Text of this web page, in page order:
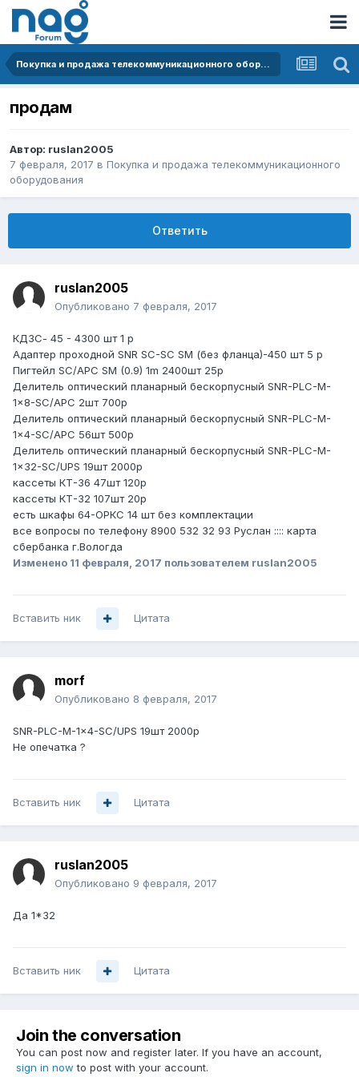
Покупка и продажа телекоммуникационного оборудования
продам
Автор: ruslan2005
7 февраля, 2017 в Покупка и продажа телекоммуникационного
оборудования
Ответить
ruslan2005
Опубликовано 7 февраля, 2017
КДЗС- 45 - 4300 шт 1 р
Адаптер проходной SNR SC-SC SM (без фланца)-450 шт 5 р
Пигтейл SC/APC SM (0.9) 1m 2400шт 25р
Делитель оптический планарный бескорпусный SNR-PLC-M-
1x8-SC/APC 2шт 700р
Делитель оптический планарный бескорпусный SNR-PLC-M-
1x4-SC/APC 56шт 500р
Делитель оптический планарный бескорпусный SNR-PLC-M-
1x32-SC/UPS 19шт 2000р
кассеты КТ-36 47шт 120р
кассеты КТ-32 107шт 20р
есть шкафы 64-ОРКС 14 шт без комплектации
все вопросы по телефону 8900 532 32 93 Руслан :::: карта
сбербанка г.Вологда
Изменено 11 февраля, 2017 пользователем ruslan2005
Вставить ник Цитата
morf
Опубликовано 8 февраля, 2017
SNR-PLC-M-1x4-SC/UPS 19шт 2000р
Не опечатка ?
Вставить ник Цитата
ruslan2005
Опубликовано 9 февраля, 2017
Да 1*32
Вставить ник Цитата
Join the conversation
You can post now and register later. If you have an account,
sign in now to post with your account.